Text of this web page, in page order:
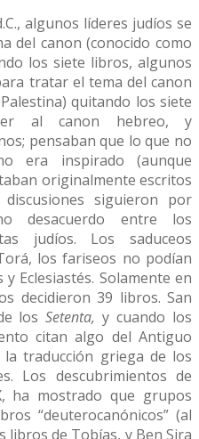
algunos líderes judíos se
del canon (conocido como
los siete libros, algunos
tratar el tema del canon
quitando los siete
al canon hebreo, y
pensaban que lo que no
era inspirado (aunque
originalmente escritos
siguieron por
desacuerdo entre los
judíos. Los saduceos
los fariseos no podían
Eclesiastés. Solamente en
decidieron 39 libros. San
losSetenta,y cuando los
citan algo del Antiguo
traducción griega de los
Los descubrimientos de
ha mostrado que grupos
“deuterocanónicos” (al
libros de Tobías, y Ben Sira